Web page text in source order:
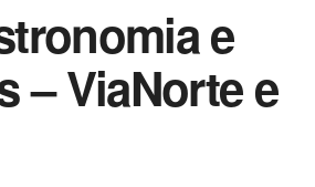
e
– ViaNorte e